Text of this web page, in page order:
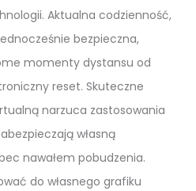
Aktualna codzienność,
bezpieczna,
momenty dystansu od
reset. Skuteczne
narzuca zastosowania
własną
nawałem pobudzenia.
do własnego grafiku